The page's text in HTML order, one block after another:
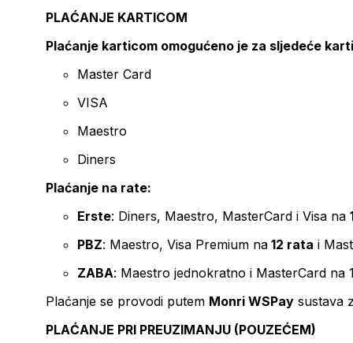
PLAĆANJE KARTICOM
Plaćanje karticom omogućeno je za sljedeće
Master Card
VISA
Maestro
Diners
Plaćanje na rate:
Erste: Diners, Maestro, MasterCard i Visa na
PBZ: Maestro, Visa Premium na 12 rata i
ZABA: Maestro jednokratno i MasterCard na
Plaćanje se provodi putem Monri WSPay sustava
PLAĆANJE PRI PREUZIMANJU (POUZEĆEM)